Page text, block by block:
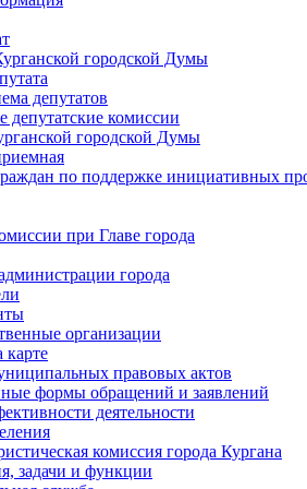
городской Думы
депутатов
депутатские комиссии
городской Думы
по поддержке инициативных
при Главе города
города
организации
правовых актов
формы обращений и заявлений
деятельности
комиссия города Кургана
задачи и функции